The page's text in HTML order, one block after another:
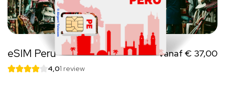
eSIM Peru Vanaf € 37,00
4,01 review